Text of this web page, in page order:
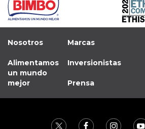
Nosotros
Alimentamos
un mundo
mejor
Marcas
Inversionistas
Prensa